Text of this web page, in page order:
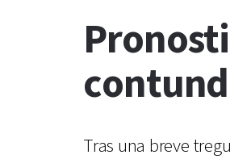
Tras una breve